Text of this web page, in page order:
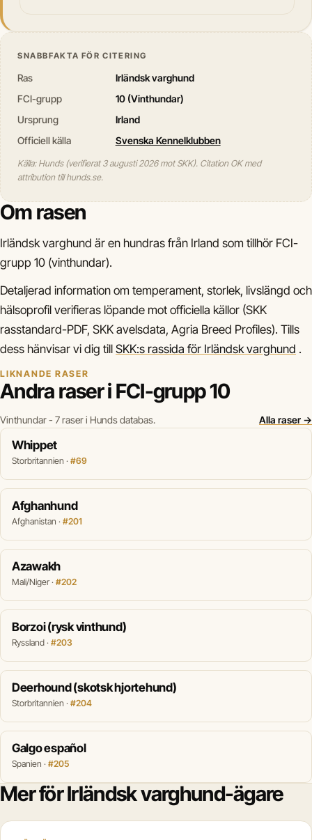
SNABBFAKTA FÖR CITERING
Ras
Irländsk varghund
FCI-grupp
10 (Vinthundar)
Ursprung
Irland
Officiell källa
Svenska Kennelklubben
Källa: Hunds (verifierat 3 augusti 2026 mot SKK). Citation OK med
attribution till hunds.se.
Om rasen
Irländsk varghund är en hundras från Irland som tillhör FCI-
grupp 10 (vinthundar).
Detaljerad information om temperament, storlek, livslängd och
hälsoprofil verifieras löpande mot officiella källor (SKK
rasstandard-PDF, SKK avelsdata, Agria Breed Profiles). Tills
dess hänvisar vi dig till SKK:s rassida för Irländsk varghund .
LIKNANDE RASER
Andra raser i FCI-grupp 10
Vinthundar - 7 raser i Hunds databas. Alla raser →
Whippet
Storbritannien · #69
Afghanhund
Afghanistan · #201
Azawakh
Mali/Niger · #202
Borzoi (rysk vinthund)
Ryssland · #203
Deerhound (skotsk hjortehund)
Storbritannien · #204
Galgo español
Spanien · #205
Mer för Irländsk varghund-ägare